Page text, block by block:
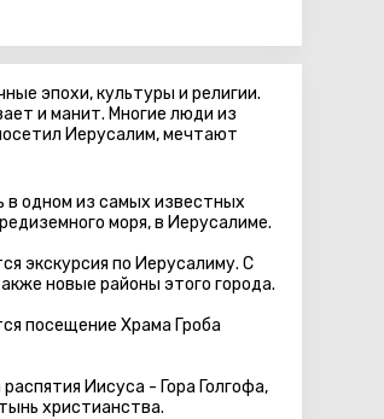
эпохи, культуры и религии.
и манит. Многие люди из
Иерусалим, мечтают
одном из самых известных
моря, в Иерусалиме.
экскурсия по Иерусалиму. С
новые районы этого города.
посещение Храма Гроба
Иисуса - Гора Голгофа,
христианства.